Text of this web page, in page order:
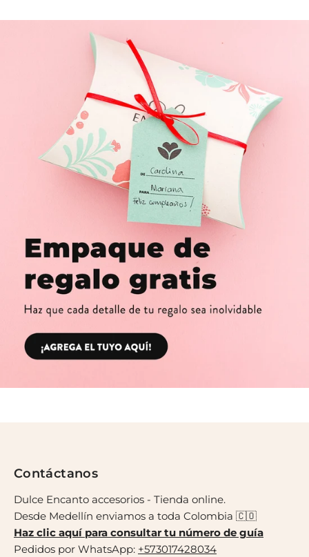
Contáctanos
Dulce Encanto accesorios - Tienda online.
Desde Medellín enviamos a toda Colombia 🇨🇴
Haz clic aquí para consultar tu número de guía
Pedidos por WhatsApp: +573017428034